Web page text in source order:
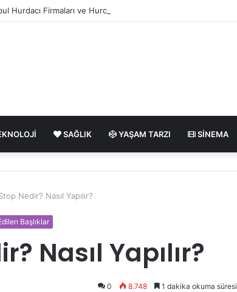
Hurdacı Firmaları ve Hurda Fiyatları
SAĞLIK YAŞAM TARZI SINEMA
Nedir? Nasıl Yapılır?
Başlıklar
Nasıl Yapılır?
0 8.748 1 dakika okuma süresi